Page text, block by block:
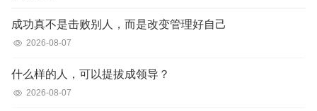
成功真不是击败别人，而是改变管理好自己
2026-08-07
什么样的人，可以提拔成领导？
2026-08-07